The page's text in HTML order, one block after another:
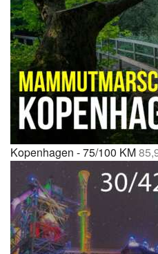
Kopenhagen - 75/100 KM